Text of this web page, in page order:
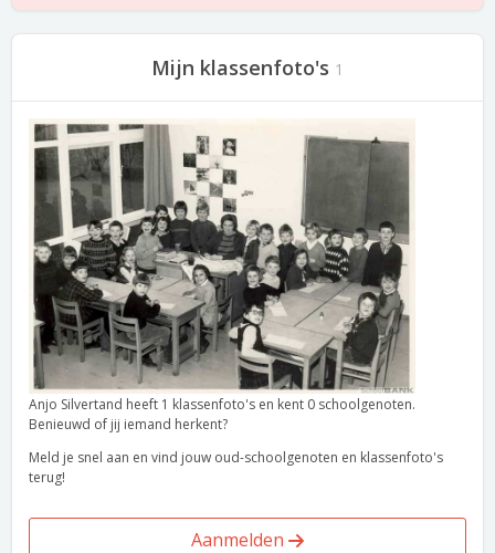
Mijn klassenfoto's 1
Anjo Silvertand heeft 1 klassenfoto's en kent 0 schoolgenoten.
Benieuwd of jij iemand herkent?
Meld je snel aan en vind jouw oud-schoolgenoten en klassenfoto's
terug!
Aanmelden